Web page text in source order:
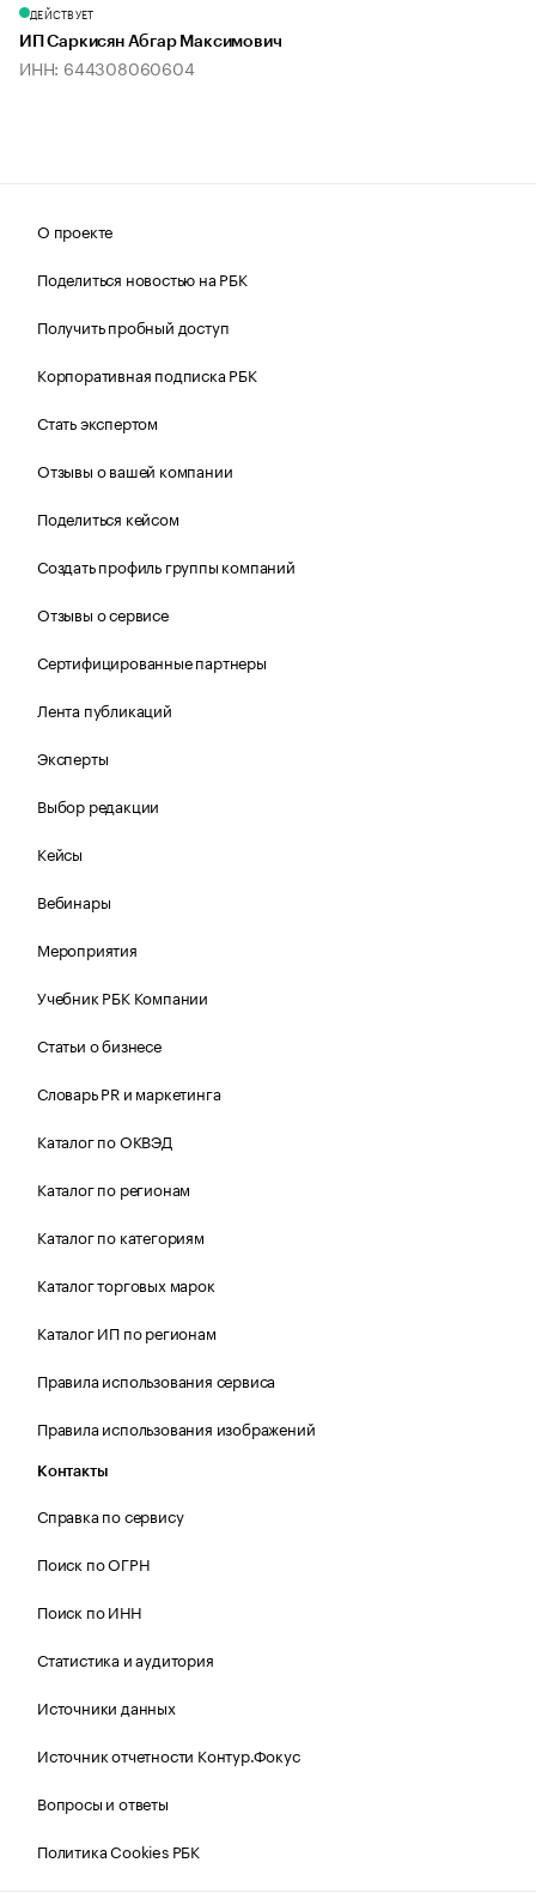
ДЕЙСТВУЕТ
ИП Саркисян Абгар Максимович
ИНН: 644308060604
О проекте
Поделиться новостью на РБК
Получить пробный доступ
Корпоративная подписка РБК
Стать экспертом
Отзывы о вашей компании
Поделиться кейсом
Создать профиль группы компаний
Отзывы о сервисе
Сертифицированные партнеры
Лента публикаций
Эксперты
Выбор редакции
Кейсы
Вебинары
Мероприятия
Учебник РБК Компании
Статьи о бизнесе
Словарь PR и маркетинга
Каталог по ОКВЭД
Каталог по регионам
Каталог по категориям
Каталог торговых марок
Каталог ИП по регионам
Правила использования сервиса
Правила использования изображений
Контакты
Справка по сервису
Поиск по ОГРН
Поиск по ИНН
Статистика и аудитория
Источники данных
Источник отчетности Контур.Фокус
Вопросы и ответы
Политика Cookies РБК